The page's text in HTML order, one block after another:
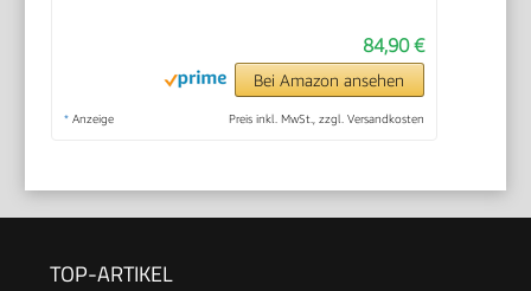
84,90 €
Bei Amazon ansehen
* Anzeige Preis inkl. MwSt., zzgl. Versandkosten
TOP-ARTIKEL